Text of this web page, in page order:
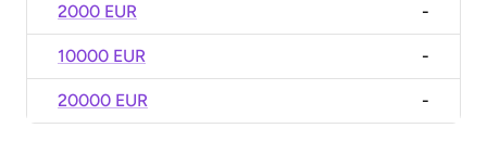
2000 EUR -
10000 EUR -
20000 EUR -